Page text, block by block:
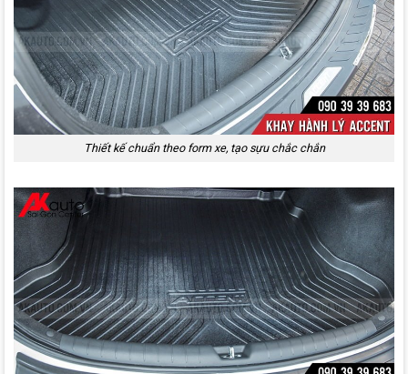
Thiết kế chuẩn theo form xe, tạo sựu chắc chắn